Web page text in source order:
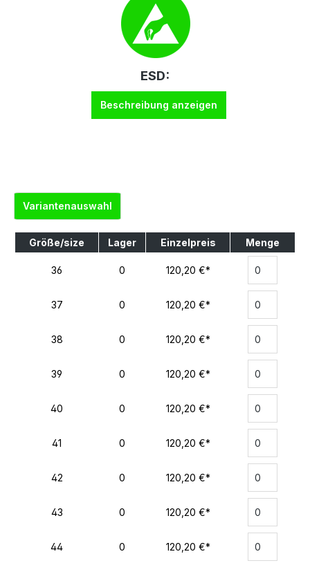
ESD:
Beschreibung anzeigen
Variantenauswahl
Größe/size Lager Einzelpreis Menge
36 0 120,20 €*
37 0 120,20 €*
38 0 120,20 €*
39 0 120,20 €*
40 0 120,20 €*
41 0 120,20 €*
42 0 120,20 €*
43 0 120,20 €*
44 0 120,20 €*